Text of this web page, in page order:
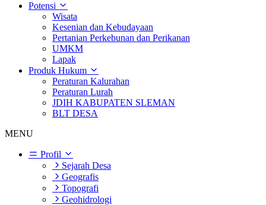
Potensi
Wisata
Kesenian dan Kebudayaan
Pertanian Perkebunan dan Perikanan
UMKM
Lapak
Produk Hukum
Peraturan Kalurahan
Peraturan Lurah
JDIH KABUPATEN SLEMAN
BLT DESA
MENU
Profil
Sejarah Desa
Geografis
Topografi
Geohidrologi